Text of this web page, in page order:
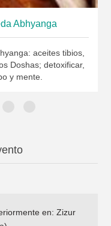
Abhyanga
aceites tibios,
Doshas; detoxificar,
y mente.
en: Zizur